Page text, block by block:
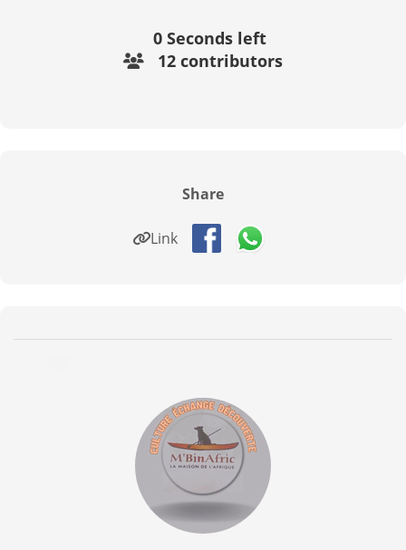
0 Seconds left
12 contributors
Share
Link